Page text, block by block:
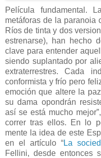
Película fundamental.
metáforas de la paranoia
Ríos de tinta y dos
estrenarse), han hecho
clave para entender
siendo suplantado por
extraterrestres. Cada
conformista y frío pero
emoción que altere la
su dama opondrán
así se está mucho
correr tras ellos. En lo
mente la idea de este
en el artículo “La
Fellini, desde entonces